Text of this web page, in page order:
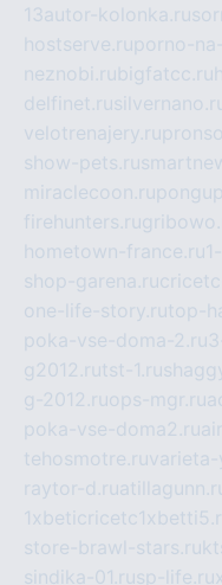
13autor-kolonka.ru
hostserve.ruporno-
neznobi.rubigfatcc.ru
delfinet.ru
velotrenajery.ru
show-pets.ru
miraclecoon.ru
firehunters.ru
hometown-france.ru
shop-garena.ru
one-life-story.rutop-
poka-vse-doma-2.ru
g2012.rutst-1.ru
g-2012.ruops-mgr.ru
poka-vse-doma2.ru
tehosmotre.ruvarieta-
raytor-d.ru
store-brawl-stars.ru
sindika-01.rusp-life.ru